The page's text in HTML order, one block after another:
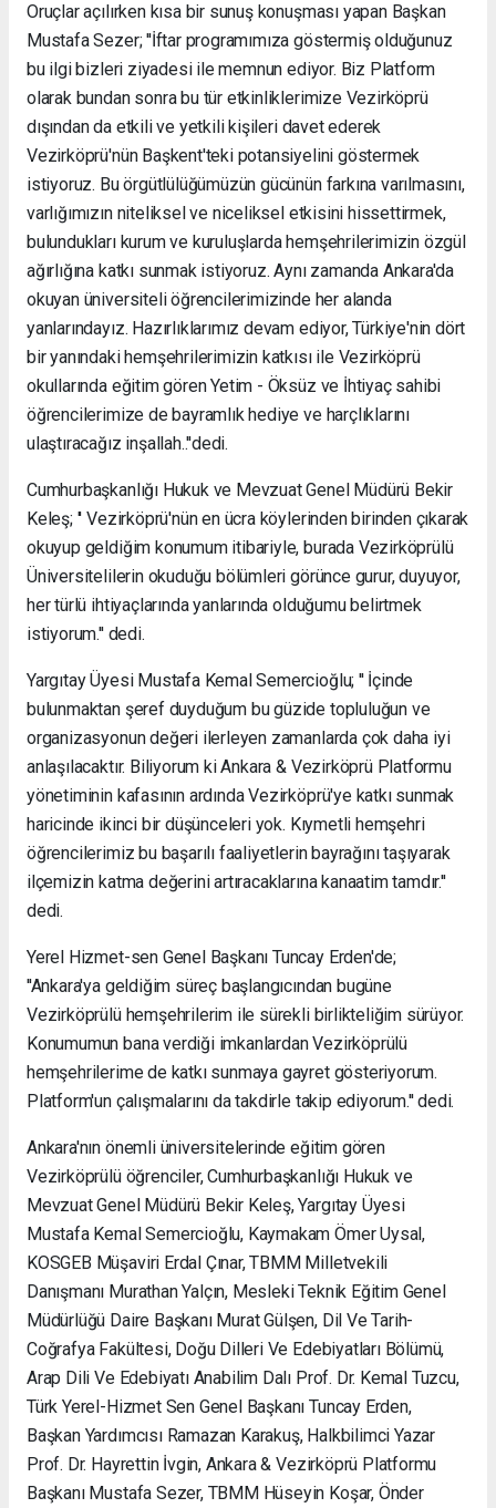
Oruçlar açılırken kısa bir sunuş konuşması yapan Başkan
Mustafa Sezer; ''İftar programımıza göstermiş olduğunuz
bu ilgi bizleri ziyadesi ile memnun ediyor. Biz Platform
olarak bundan sonra bu tür etkinliklerimize Vezirköprü
dışından da etkili ve yetkili kişileri davet ederek
Vezirköprü'nün Başkent'teki potansiyelini göstermek
istiyoruz. Bu örgütlülüğümüzün gücünün farkına varılmasını,
varlığımızın niteliksel ve niceliksel etkisini hissettirmek,
bulundukları kurum ve kuruluşlarda hemşehrilerimizin özgül
ağırlığına katkı sunmak istiyoruz. Aynı zamanda Ankara'da
okuyan üniversiteli öğrencilerimizinde her alanda
yanlarındayız. Hazırlıklarımız devam ediyor, Türkiye'nin dört
bir yanındaki hemşehrilerimizin katkısı ile Vezirköprü
okullarında eğitim gören Yetim - Öksüz ve İhtiyaç sahibi
öğrencilerimize de bayramlık hediye ve harçlıklarını
ulaştıracağız inşallah..''dedi.
Cumhurbaşkanlığı Hukuk ve Mevzuat Genel Müdürü Bekir
Keleş; '' Vezirköprü'nün en ücra köylerinden birinden çıkarak
okuyup geldiğim konumum itibariyle, burada Vezirköprülü
Üniversitelilerin okuduğu bölümleri görünce gurur, duyuyor,
her türlü ihtiyaçlarında yanlarında olduğumu belirtmek
istiyorum.'' dedi.
Yargıtay Üyesi Mustafa Kemal Semercioğlu; '' İçinde
bulunmaktan şeref duyduğum bu güzide topluluğun ve
organizasyonun değeri ilerleyen zamanlarda çok daha iyi
anlaşılacaktır. Biliyorum ki Ankara & Vezirköprü Platformu
yönetiminin kafasının ardında Vezirköprü'ye katkı sunmak
haricinde ikinci bir düşünceleri yok. Kıymetli hemşehri
öğrencilerimiz bu başarılı faaliyetlerin bayrağını taşıyarak
ilçemizin katma değerini artıracaklarına kanaatim tamdır.''
dedi.
Yerel Hizmet-sen Genel Başkanı Tuncay Erden'de;
''Ankara'ya geldiğim süreç başlangıcından bugüne
Vezirköprülü hemşehrilerim ile sürekli birlikteliğim sürüyor.
Konumumun bana verdiği imkanlardan Vezirköprülü
hemşehrilerime de katkı sunmaya gayret gösteriyorum.
Platform'un çalışmalarını da takdirle takip ediyorum.'' dedi.
Ankara'nın önemli üniversitelerinde eğitim gören
Vezirköprülü öğrenciler, Cumhurbaşkanlığı Hukuk ve
Mevzuat Genel Müdürü Bekir Keleş, Yargıtay Üyesi
Mustafa Kemal Semercioğlu, Kaymakam Ömer Uysal,
KOSGEB Müşaviri Erdal Çınar, TBMM Milletvekili
Danışmanı Murathan Yalçın, Mesleki Teknik Eğitim Genel
Müdürlüğü Daire Başkanı Murat Gülşen, Dil Ve Tarih-
Coğrafya Fakültesi, Doğu Dilleri Ve Edebiyatları Bölümü,
Arap Dili Ve Edebiyatı Anabilim Dalı Prof. Dr. Kemal Tuzcu,
Türk Yerel-Hizmet Sen Genel Başkanı Tuncay Erden,
Başkan Yardımcısı Ramazan Karakuş, Halkbilimci Yazar
Prof. Dr. Hayrettin İvgin, Ankara & Vezirköprü Platformu
Başkanı Mustafa Sezer, TBMM Hüseyin Koşar, Önder